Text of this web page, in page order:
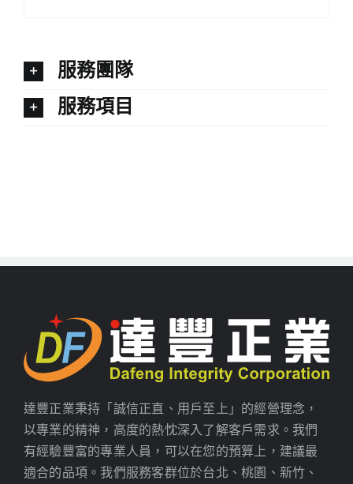
服務團隊
服務項目
達豐正業秉持「誠信正直、用戶至上」的經營理念，
以專業的精神，高度的熱忱深入了解客戶需求。我們
有經驗豐富的專業人員，可以在您的預算上，建議最
適合的品項。我們服務客群位於台北、桃園、新竹、